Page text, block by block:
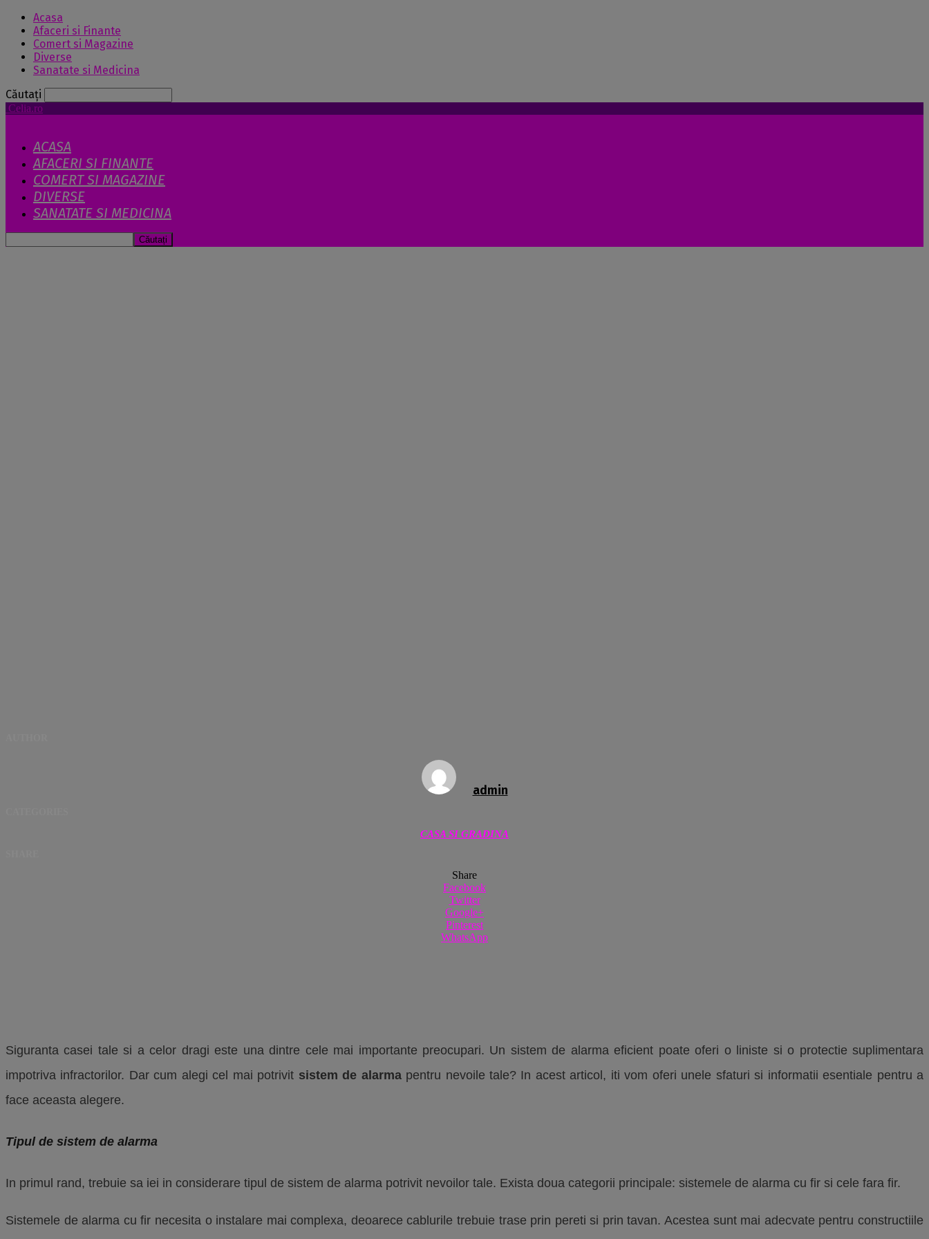
Acasa
Afaceri si Finante
Comert si Magazine
Diverse
Sanatate si Medicina
Căutați
Celia.ro
ACASA
AFACERI SI FINANTE
COMERT SI MAGAZINE
DIVERSE
SANATATE SI MEDICINA
admin
CASA SI GRADINA
Share
Facebook
Twitter
Google+
Pinterest
WhatsApp
Siguranta casei tale si a celor dragi este una dintre cele mai importante preocupari. Un sistem de alarma eficient poate oferi o liniste si o protectie suplimentara
impotriva infractorilor. Dar cum alegi cel mai potrivit sistem de alarmapentru nevoile tale? In acest articol, iti vom oferi unele sfaturi si informatii esentiale pentru a
face aceasta alegere.
Tipul de sistem de alarma
In primul rand, trebuie sa iei in considerare tipul de sistem de alarma potrivit nevoilor tale. Exista doua categorii principale: sistemele de alarma cu fir si cele fara fir.
Sistemele de alarma cu fir necesita o instalare mai complexa, deoarece cablurile trebuie trase prin pereti si prin tavan. Acestea sunt mai adecvate pentru constructiile